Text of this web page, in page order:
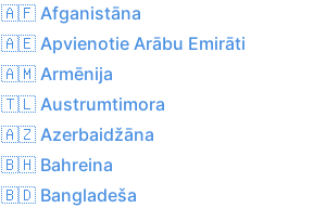
🇦🇫 Afganistāna
🇦🇪 Apvienotie Arābu Emirāti
🇦🇲 Armēnija
🇹🇱 Austrumtimora
🇦🇿 Azerbaidžāna
🇧🇭 Bahreina
🇧🇩 Bangladeša